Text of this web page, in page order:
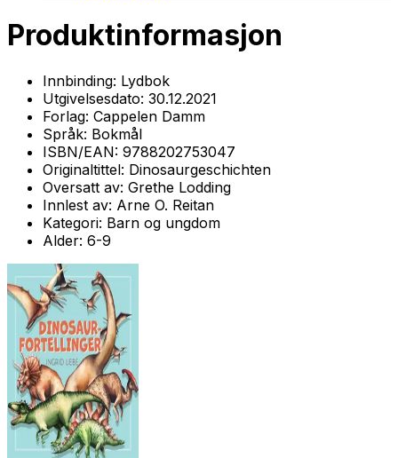
Produktinformasjon
Innbinding: Lydbok
Utgivelsesdato: 30.12.2021
Forlag: Cappelen Damm
Språk: Bokmål
ISBN/EAN: 9788202753047
Originaltittel: Dinosaurgeschichten
Oversatt av: Grethe Lodding
Innlest av: Arne O. Reitan
Kategori: Barn og ungdom
Alder: 6-9